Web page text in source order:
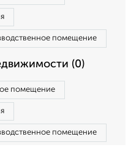
помещение
(0)
помещение
помещение